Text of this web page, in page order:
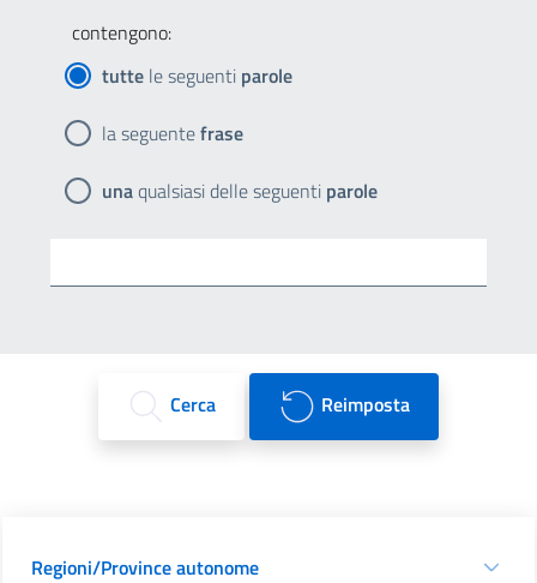
contengono:
tutte le seguenti parole
la seguentefrase
unaqualsiasi delle seguenti parole
Cerca Reimposta
Regioni/Province autonome